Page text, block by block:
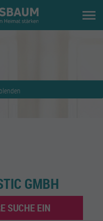
GMBH
SUCHE EIN